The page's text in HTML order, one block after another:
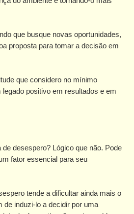
que busque novas oportunidades,
proposta para tomar a decisão em
que considero no mínimo
positivo em resultados e em
desespero? Lógico que não. Pode
fator essencial para seu
tende a dificultar ainda mais o
de induzi-lo a decidir por uma